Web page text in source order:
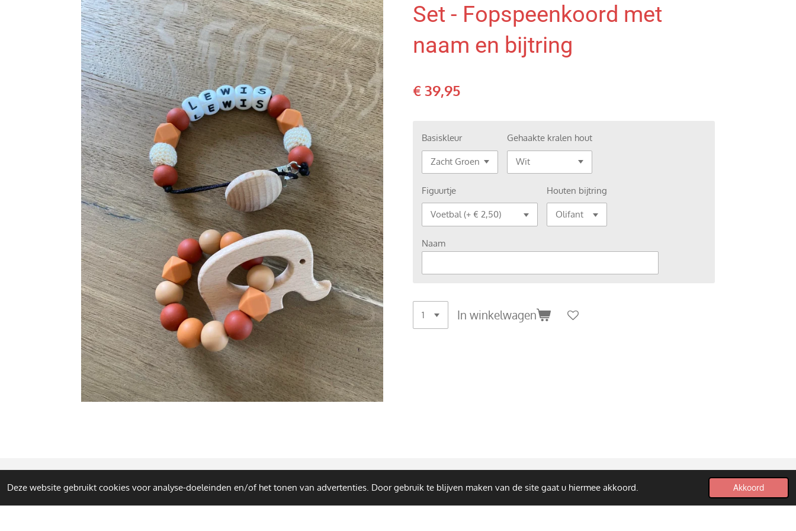
Deze website gebruikt cookies voor analyse-doeleinden en/of het tonen van advertenties. Door gebruik te blijven maken van de site gaat u hiermee akkoord. Akkoord
Set - Fopspeenkoord met
naam en bijtring
€ 39,95
Basiskleur Gehaakte kralen hout
Figuurtje Houten bijtring
Naam
In winkelwagen
© 2023 - 2026 Mira Mae JouwWeb